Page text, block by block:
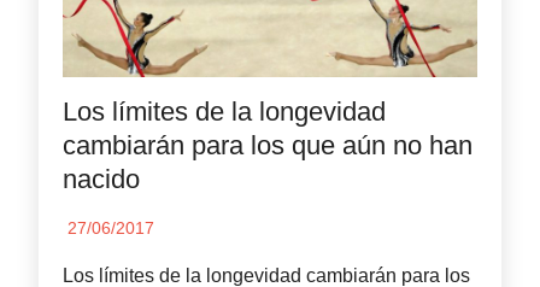
Los límites de la longevidad
cambiarán para los que aún no han
nacido
27/06/2017
Los límites de la longevidad cambiarán para los